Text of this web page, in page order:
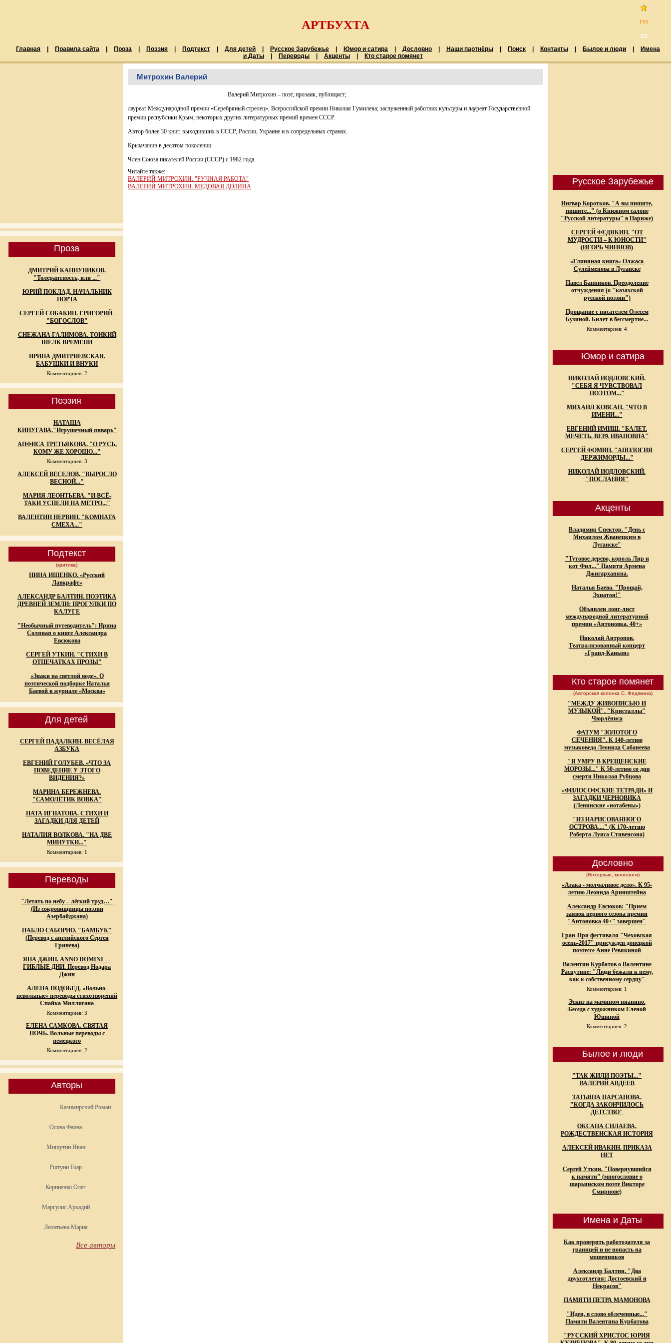
АРТБУХТА
Главная Правила сайта Проза Поэзия Подтекст Для детей Русское Зарубежье Юмор и сатира Дословно Наши партнёры Поиск Контакты Былое и люди
Имена
и Даты
Переводы Акценты Кто старое помянет
Проза
ДМИТРИЙ КАННУНИКОВ.
"Толерантность, или ..."
ЮРИЙ ПОКЛАД. НАЧАЛЬНИК
ПОРТА
СЕРГЕЙ СОБАКИН. ГРИГОРИЙ-
"БОГОСЛОВ"
СНЕЖАНА ГАЛИМОВА. ТОНКИЙ
ШЕЛК ВРЕМЕНИ
ИРИНА ДМИТРИЕВСКАЯ.
БАБУШКИ И ВНУКИ
Комментариев: 2
Поэзия
НАТАША
КИНУГАВА."Игрушечный январь"
АНФИСА ТРЕТЬЯКОВА. "О РУСЬ,
КОМУ ЖЕ ХОРОШО..."
Комментариев: 3
АЛЕКСЕЙ ВЕСЕЛОВ. "ВЫРОСЛО
ВЕСНОЙ..."
МАРИЯ ЛЕОНТЬЕВА. "И ВСЁ-
ТАКИ УСПЕЛИ НА МЕТРО..."
ВАЛЕНТИН НЕРВИН. "КОМНАТА
СМЕХА..."
Подтекст
(критика)
НИНА ИЩЕНКО. «Русский
Лавкрафт»
АЛЕКСАНДР БАЛТИН. ПОЭТИКА
ДРЕВНЕЙ ЗЕМЛИ: ПРОГУЛКИ ПО
КАЛУГЕ
"Необычный путеводитель": Ирина
Соляная о книге Александра
Евсюкова
СЕРГЕЙ УТКИН. "СТИХИ В
ОТПЕЧАТКАХ ПРОЗЫ"
«Знаки на светлой воде». О
поэтической подборке Натальи
Баевой в журнале «Москва»
Для детей
СЕРГЕЙ ПАДАЛКИН. ВЕСЁЛАЯ
АЗБУКА
ЕВГЕНИЙ ГОЛУБЕВ. «ЧТО ЗА
ПОВЕДЕНИЕ У ЭТОГО
ВИДЕНИЯ?»
МАРИНА БЕРЕЖНЕВА.
"САМОЛЁТИК ВОВКА"
НАТА ИГНАТОВА. СТИХИ И
ЗАГАДКИ ДЛЯ ДЕТЕЙ
НАТАЛИЯ ВОЛКОВА. "НА ДВЕ
МИНУТКИ..."
Комментариев: 1
Переводы
"Летать по небу – лёгкий труд…"
(Из сокровищницы поэзии
Азербайджана)
ПАБЛО САБОРИО. "БАМБУК"
(Перевод с английского Сергея
Гринева)
ЯНА ДЖИН. ANNO DOMINI —
ГИБЛЫЕ ДНИ. Перевод Нодара
Джин
АЛЕНА ПОДОБЕД. «Вольно-
невольные» переводы стихотворений
Спайка Миллигана
Комментариев: 3
ЕЛЕНА САМКОВА. СВЯТАЯ
НОЧЬ. Вольные переводы с
немецкого
Комментариев: 2
Авторы
Казимирский Роман
Осина Фаина
Мишутин Иван
Рштуни Гоар
Корниенко Олег
Маргулис Аркадий
Леонтьева Мария
Все авторы
Митрохин Валерий
Валерий Митрохин – поэт, прозаик, публицист;
лауреат Международной премии «Серебряный стрелец», Всероссийской премии Николая Гумилева; заслуженный работник культуры и лауреат Государственной
премии республики Крым; некоторых других литературных премий времен СССР.
Автор более 30 книг, выходивших в СССР, России, Украине и в сопредельных странах.
Крымчанин в десятом поколении.
Член Союза писателей России (СССР) с 1982 года.
Читайте также:
ВАЛЕРИЙ МИТРОХИН. "РУЧНАЯ РАБОТА"
ВАЛЕРИЙ МИТРОХИН. МЕДОВАЯ ДОЛИНА
Русское Зарубежье
Ингвар Коротков. "А вы пишите,
пишите..." (о Книжном салоне
"Русской литературы" в Париже)
СЕРГЕЙ ФЕДЯКИН. "ОТ
МУДРОСТИ – К ЮНОСТИ"
(ИГОРЬ ЧИННОВ)
«Глиняная книга» Олжаса
Сулейменова в Луганске
Павел Банников. Преодоление
отчуждения (о "казахской
русской поэзии")
Прощание с писателем Олесем
Бузиной. Билет в бессмертие...
Комментариев: 4
Юмор и сатира
НИКОЛАЙ ИОДЛОВСКИЙ.
"СЕБЯ Я ЧУВСТВОВАЛ
ПОЭТОМ..."
МИХАИЛ КОВСАН. "ЧТО В
ИМЕНИ..."
ЕВГЕНИЙ ИМИШ. "БАЛЕТ.
МЕЧЕТЬ. ВЕРА ИВАНОВНА"
СЕРГЕЙ ФОМИН. "АПОЛОГИЯ
ДЕРЖИМОРДЫ..."
НИКОЛАЙ ИОДЛОВСКИЙ.
"ПОСЛАНИЯ"
Акценты
Владимир Спектор. "День с
Михаилом Жванецким в
Луганске"
"Тутовое дерево, король Лир и
кот Фил..." Памяти Армена
Джигарханяна.
Наталья Баева. "Прощай,
Эхнатон!"
Объявлен лонг-лист
международной литературной
премии «Антоновка. 40+»
Николай Антропов.
Театрализованный концерт
«Гранд-Каньон»
Кто старое помянет
(Авторская колонка С. Федякина)
"МЕЖДУ ЖИВОПИСЬЮ И
МУЗЫКОЙ". "Кристаллы"
Чюрлёниса
ФАТУМ "ЗОЛОТОГО
СЕЧЕНИЯ". К 140-летию
музыковеда Леонида Сабанеева
"Я УМРУ В КРЕЩЕНСКИЕ
МОРОЗЫ..." К 50-летию со дня
смерти Николая Рубцова
«ФИЛОСОФСКИЕ ТЕТРАДИ» И
ЗАГАДКИ ЧЕРНОВИКА
(Ленинские «нотабены»)
"ИЗ НАРИСОВАННОГО
ОСТРОВА...." (К 170-летию
Роберта Луиса Стивенсона)
Дословно
(Интервью, монологи)
«Атака - молчаливое дело». К 95-
летию Леонида Аринштейна
Александр Евсюков: "Прием
заявок первого сезона премии
"Антоновка 40+" завершен"
Гран-При фестиваля "Чеховская
осень-2017" присужден донецкой
поэтессе Анне Ревякиной
Валентин Курбатов о Валентине
Распутине: "Люди бежали к нему,
как к собственному сердцу"
Комментариев: 1
Эскиз на мамином пианино.
Беседа с художником Еленой
Юшиной
Комментариев: 2
Былое и люди
"ТАК ЖИЛИ ПОЭТЫ..."
ВАЛЕРИЙ АВДЕЕВ
ТАТЬЯНА ПАРСАНОВА.
"КОГДА ЗАКОНЧИЛОСЬ
ДЕТСТВО"
ОКСАНА СИЛАЕВА.
РОЖДЕСТВЕНСКАЯ ИСТОРИЯ
АЛЕКСЕЙ ИВАКИН. ПРИКАЗА
НЕТ
Сергей Уткин. "Повернувшийся
к памяти" (многословие о
шарьинском поэте Викторе
Смирнове)
Имена и Даты
Как проверить работодателя за
границей и не попасть на
мошенников
Александр Балтин. "Два
двухсотлетия: Достоевский и
Некрасов"
ПАМЯТИ ПЕТРА МАМОНОВА
"Идеи, в слово облеченные..."
Памяти Валентина Курбатова
"РУССКИЙ ХРИСТОС ЮРИЯ